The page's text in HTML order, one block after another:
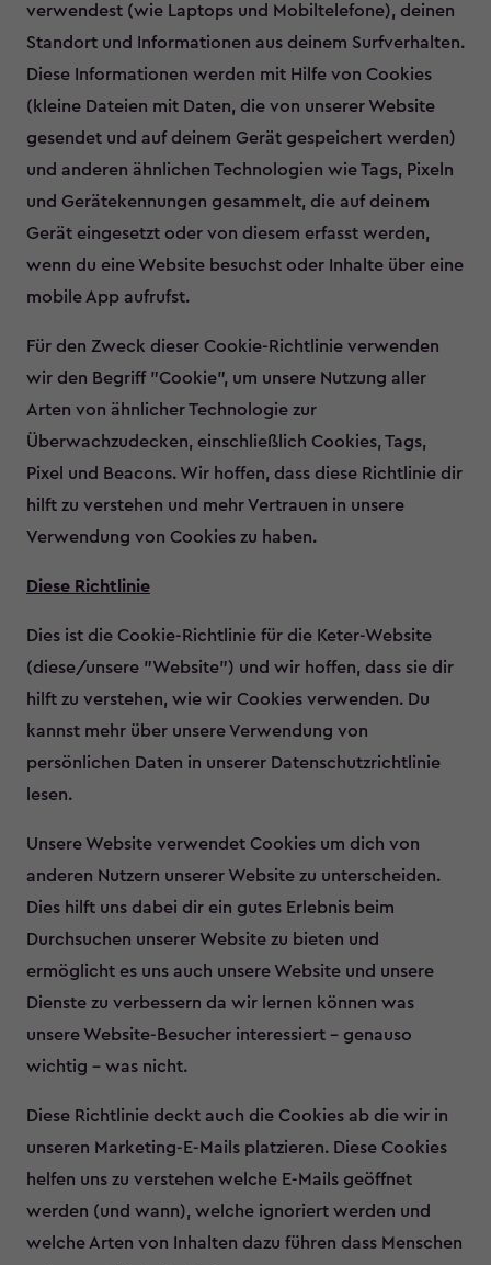
verwendest (wie Laptops und Mobiltelefone), deinen
Standort und Informationen aus deinem Surfverhalten.
Diese Informationen werden mit Hilfe von Cookies
(kleine Dateien mit Daten, die von unserer Website
gesendet und auf deinem Gerät gespeichert werden)
und anderen ähnlichen Technologien wie Tags, Pixeln
und Gerätekennungen gesammelt, die auf deinem
Gerät eingesetzt oder von diesem erfasst werden,
wenn du eine Website besuchst oder Inhalte über eine
mobile App aufrufst.
Für den Zweck dieser Cookie-Richtlinie verwenden
wir den Begriff "Cookie", um unsere Nutzung aller
Arten von ähnlicher Technologie zur
Überwachzudecken, einschließlich Cookies, Tags,
Pixel und Beacons. Wir hoffen, dass diese Richtlinie dir
hilft zu verstehen und mehr Vertrauen in unsere
Verwendung von Cookies zu haben.
Diese Richtlinie
Dies ist die Cookie-Richtlinie für die Keter-Website
(diese/unsere "Website") und wir hoffen, dass sie dir
hilft zu verstehen, wie wir Cookies verwenden. Du
kannst mehr über unsere Verwendung von
persönlichen Daten in unserer Datenschutzrichtlinie
lesen.
Unsere Website verwendet Cookies um dich von
anderen Nutzern unserer Website zu unterscheiden.
Dies hilft uns dabei dir ein gutes Erlebnis beim
Durchsuchen unserer Website zu bieten und
ermöglicht es uns auch unsere Website und unsere
Dienste zu verbessern da wir lernen können was
unsere Website-Besucher interessiert - genauso
wichtig - was nicht.
Diese Richtlinie deckt auch die Cookies ab die wir in
unseren Marketing-E-Mails platzieren. Diese Cookies
helfen uns zu verstehen welche E-Mails geöffnet
werden (und wann), welche ignoriert werden und
welche Arten von Inhalten dazu führen dass Menschen